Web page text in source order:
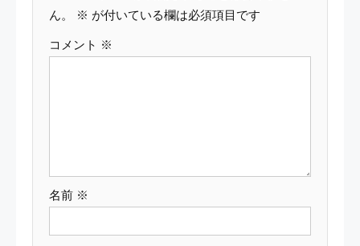
ー
シ
ん。
※ が付いている欄は必須項目です
コメント ※
名前 ※